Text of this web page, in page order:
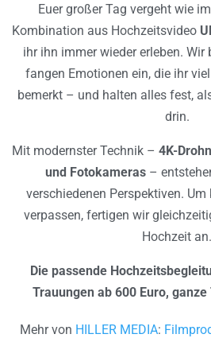
Euer großer Tag vergeht wie
Kombination aus Hochzeitsvideo
ihr ihn immer wieder erleben. Wir
fangen Emotionen ein, die ihr
bemerkt – und halten alles fest,
drin.
Mit modernster Technik –4K-
und Fotokameras –
verschiedenen Perspektiven.
verpassen, fertigen wir
Hochzeit an.
Die passende
Trauungen ab 600 Euro,
Mehr von HILLER MEDIA: